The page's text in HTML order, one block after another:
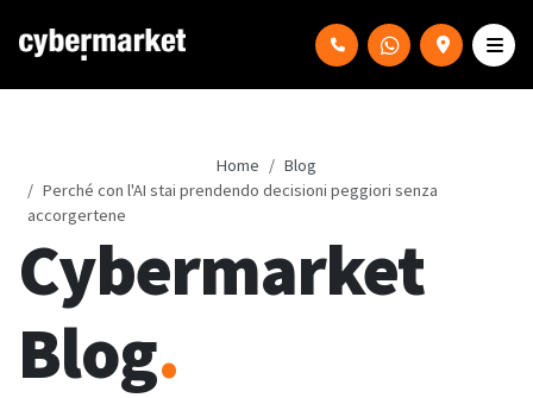
Home
Blog
Perché con l'AI stai prendendo decisioni peggiori senza
accorgertene
Cybermarket
Blog.